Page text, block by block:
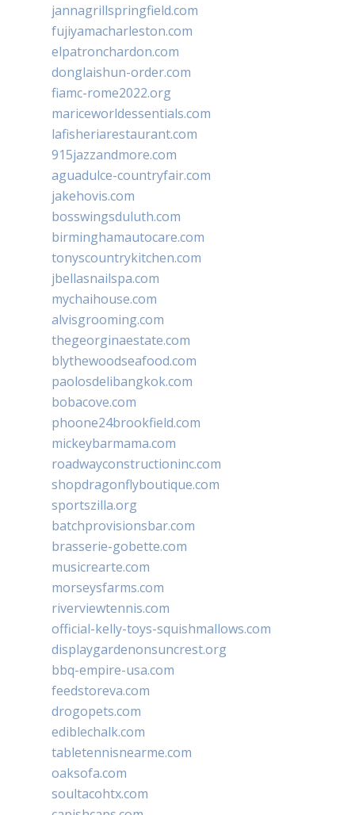
jannagrillspringfield.com
fujiyamacharleston.com
elpatronchardon.com
donglaishun-order.com
fiamc-rome2022.org
mariceworldessentials.com
lafisheriarestaurant.com
915jazzandmore.com
aguadulce-countryfair.com
jakehovis.com
bosswingsduluth.com
birminghamautocare.com
tonyscountrykitchen.com
jbellasnailspa.com
mychaihouse.com
alvisgrooming.com
thegeorginaestate.com
blythewoodseafood.com
paolosdelibangkok.com
bobacove.com
phoone24brookfield.com
mickeybarmama.com
roadwayconstructioninc.com
shopdragonflyboutique.com
sportszilla.org
batchprovisionsbar.com
brasserie-gobette.com
musicrearte.com
morseysfarms.com
riverviewtennis.com
official-kelly-toys-squishmallows.com
displaygardenonsuncrest.org
bbq-empire-usa.com
feedstoreva.com
drogopets.com
ediblechalk.com
tabletennisnearme.com
oaksofa.com
soultacohtx.com